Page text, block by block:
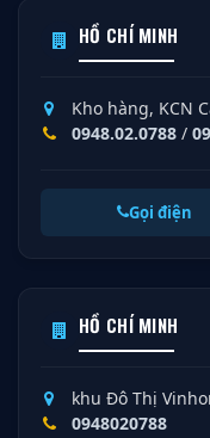
HỒ CHÍ MINH
Kho hàng, KCN
0948.02.0788 /
Gọi điện
HỒ CHÍ MINH
khu Đô Thị
0948020788